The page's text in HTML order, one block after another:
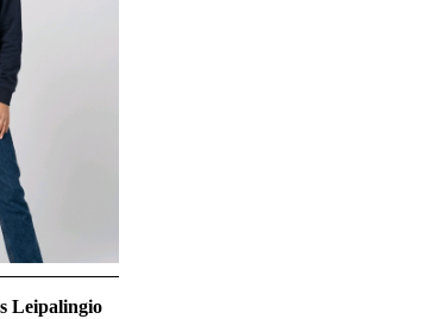
Leipalingio